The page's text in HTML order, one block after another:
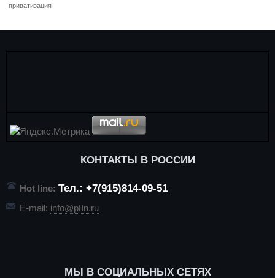
приватизация
КОНТАКТЫ В РОССИИ
Hot line: Тел.: +7(915)814-09-51
E-mail: info@p8n.ru
МЫ В СОЦИАЛЬНЫХ СЕТЯХ